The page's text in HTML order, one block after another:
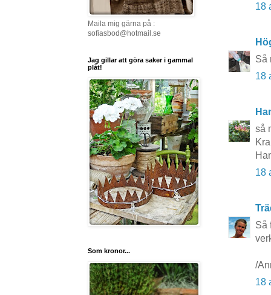
18
Så
18
så
18
Så
/
18
Maila mig gärna på :
sofiasbod@hotmail.se
Jag gillar att göra saker i gammal
plåt!
Som kronor...